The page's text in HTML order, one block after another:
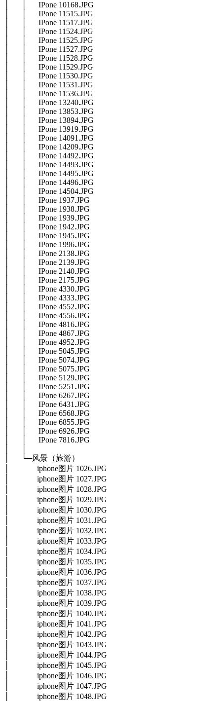
│ │ IPone 10168.JPG
│ │ IPone 11515.JPG
│ │ IPone 11517.JPG
│ │ IPone 11524.JPG
│ │ IPone 11525.JPG
│ │ IPone 11527.JPG
│ │ IPone 11528.JPG
│ │ IPone 11529.JPG
│ │ IPone 11530.JPG
│ │ IPone 11531.JPG
│ │ IPone 11536.JPG
│ │ IPone 13240.JPG
│ │ IPone 13853.JPG
│ │ IPone 13894.JPG
│ │ IPone 13919.JPG
│ │ IPone 14091.JPG
│ │ IPone 14209.JPG
│ │ IPone 14492.JPG
│ │ IPone 14493.JPG
│ │ IPone 14495.JPG
│ │ IPone 14496.JPG
│ │ IPone 14504.JPG
│ │ IPone 1937.JPG
│ │ IPone 1938.JPG
│ │ IPone 1939.JPG
│ │ IPone 1942.JPG
│ │ IPone 1945.JPG
│ │ IPone 1996.JPG
│ │ IPone 2138.JPG
│ │ IPone 2139.JPG
│ │ IPone 2140.JPG
│ │ IPone 2175.JPG
│ │ IPone 4330.JPG
│ │ IPone 4333.JPG
│ │ IPone 4552.JPG
│ │ IPone 4556.JPG
│ │ IPone 4816.JPG
│ │ IPone 4867.JPG
│ │ IPone 4952.JPG
│ │ IPone 5045.JPG
│ │ IPone 5074.JPG
│ │ IPone 5075.JPG
│ │ IPone 5129.JPG
│ │ IPone 5251.JPG
│ │ IPone 6267.JPG
│ │ IPone 6431.JPG
│ │ IPone 6568.JPG
│ │ IPone 6855.JPG
│ │ IPone 6926.JPG
│ │ IPone 7816.JPG
│ └─风景（旅游）
│ iphone图片 1026.JPG
│ iphone图片 1027.JPG
│ iphone图片 1028.JPG
│ iphone图片 1029.JPG
│ iphone图片 1030.JPG
│ iphone图片 1031.JPG
│ iphone图片 1032.JPG
│ iphone图片 1033.JPG
│ iphone图片 1034.JPG
│ iphone图片 1035.JPG
│ iphone图片 1036.JPG
│ iphone图片 1037.JPG
│ iphone图片 1038.JPG
│ iphone图片 1039.JPG
│ iphone图片 1040.JPG
│ iphone图片 1041.JPG
│ iphone图片 1042.JPG
│ iphone图片 1043.JPG
│ iphone图片 1044.JPG
│ iphone图片 1045.JPG
│ iphone图片 1046.JPG
│ iphone图片 1047.JPG
│ iphone图片 1048.JPG